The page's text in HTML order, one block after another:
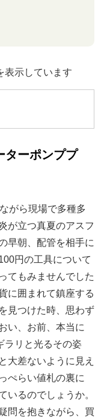
表示しています
ターポンププ
がら現場で多種多
が立つ真夏のアスフ
早朝、配管を相手に
円の工具について
てもみませんでした
に囲まれて鎮座する
見つけた時、思わず
い、お前、本当に
ラリと光るその姿
大差ないように見え
ぺらい値札の裏に
いるのでしょうか。
問を抱きながら、買